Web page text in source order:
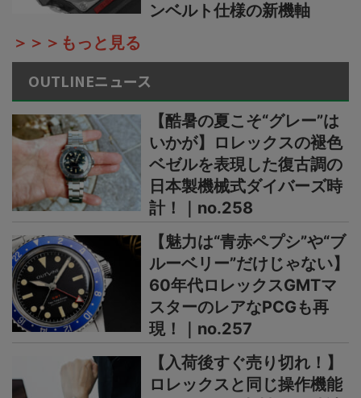
ンベルト仕様の新機軸
＞＞＞もっと見る
OUTLINEニュース
【酷暑の夏こそ“グレー”は
いかが】ロレックスの褪色
ベゼルを表現した復古調の
日本製機械式ダイバーズ時
計！｜no.258
【魅力は“青赤ペプシ”や“ブ
ルーベリー”だけじゃない】
60年代ロレックスGMTマ
スターのレアなPCGも再
現！｜no.257
【入荷後すぐ売り切れ！】
ロレックスと同じ操作機能